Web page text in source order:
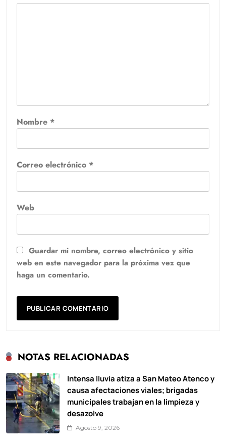
Nombre *
Correo electrónico *
Web
Guardar mi nombre, correo electrónico y sitio
web en este navegador para la próxima vez que
haga un comentario.
NOTAS RELACIONADAS
Intensa lluvia atiza a San Mateo Atenco y
causa afectaciones viales; brigadas
municipales trabajan en la limpieza y
desazolve
Agosto 9, 2026